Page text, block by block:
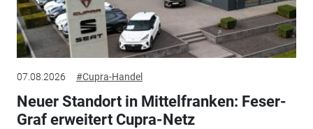
07.08.2026 #Cupra-Handel
Neuer Standort in Mittelfranken: Feser-
Graf erweitert Cupra-Netz